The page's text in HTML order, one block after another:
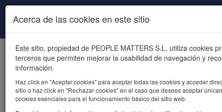
Pasar al contenido principal
powered by talent
Acerca de las cookies en este sitio
Este sitio, propiedad de PEOPLE MATTERS S.L, utiliza cookies
terceros que permiten mejorar la usabilidad de navegación y
información.
Haz click en "Aceptar cookies" para aceptar todas las cookies y acceder
sitio o haz click en "Rechazar cookies" en el caso que desees aceptar
cookies esenciales para el funcionamiento básico del sitio web.